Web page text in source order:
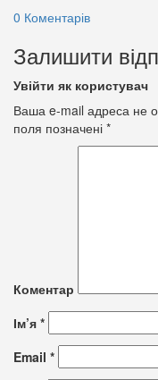
0 Коментарів
Залишити
Увійти як користувач
Ваша e-mail адреса не
поля позначені *
Коментар
Ім’я *
Email *